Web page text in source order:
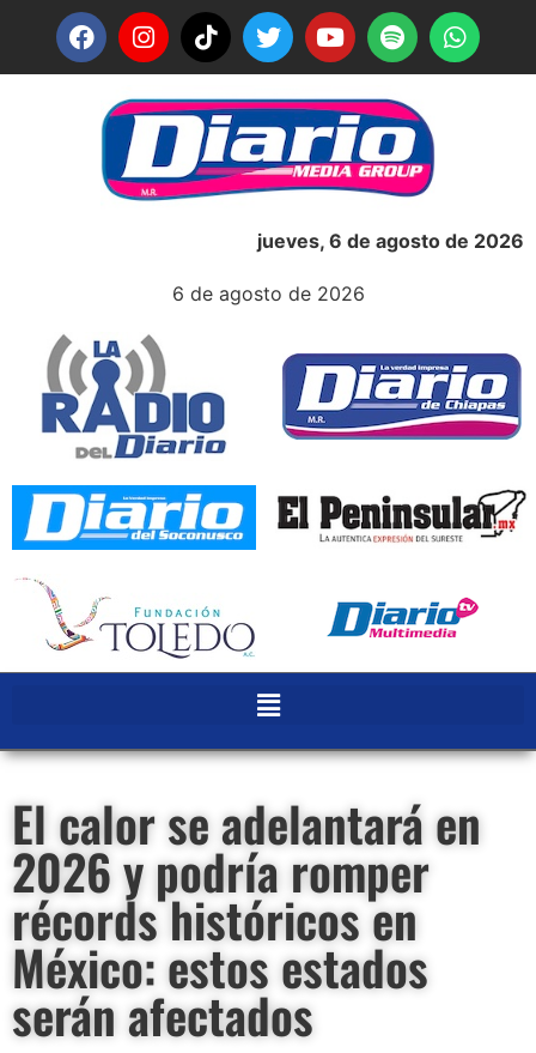
jueves, 6 de agosto de 2026
6 de agosto de 2026
El calor se adelantará en
2026 y podría romper
récords históricos en
México: estos estados
serán afectados